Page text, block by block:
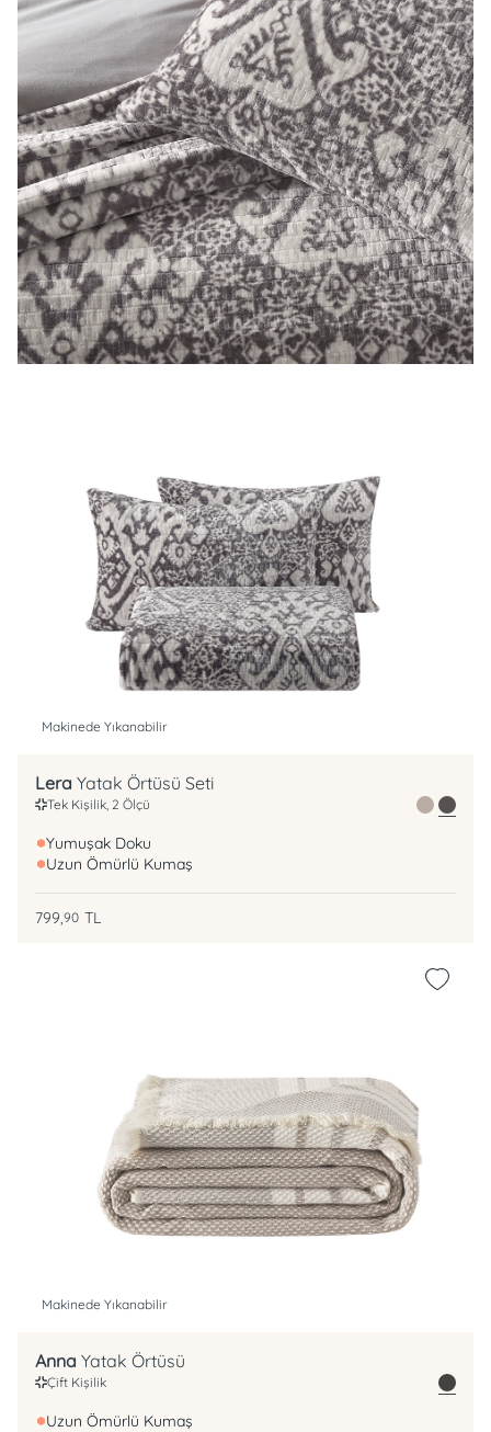
Makinede Yıkanabilir
Lera Yatak Örtüsü Seti
Tek Kişilik, 2 Ölçü
Yumuşak Doku
Uzun Ömürlü Kumaş
799,90 TL
Makinede Yıkanabilir
Anna Yatak Örtüsü
Çift Kişilik
Uzun Ömürlü Kumaş